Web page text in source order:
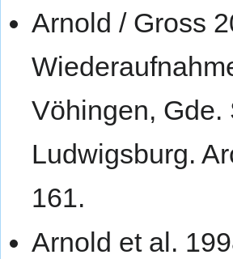
Arnold / Gross
Vöhingen,
Ludwigsburg.
161.
Arnold et al.